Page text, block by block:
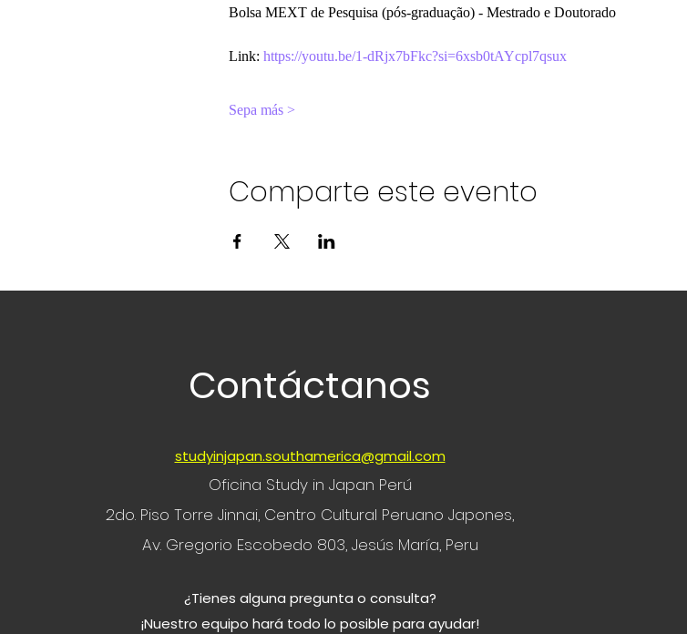
Bolsa MEXT de Pesquisa (pós-graduação) - Mestrado e Doutorado
Link: https://youtu.be/1-dRjx7bFkc?si=6xsb0tAYcpl7qsux
Sepa más >
Comparte este evento
Contáctanos
studyinjapan.southamerica@gmail.com
Oficina Study in Japan Perú
2do. Piso Torre Jinnai, Centro Cultural Peruano Japones,
Av. Gregorio Escobedo 803, Jesús María, Peru
¿Tienes alguna pregunta o consulta?
¡Nuestro equipo hará todo lo posible para ayudar!